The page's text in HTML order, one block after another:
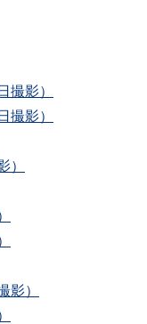
撮影）
撮影）
）
影）